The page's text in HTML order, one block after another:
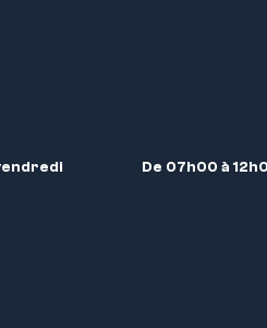
De 07h00 à